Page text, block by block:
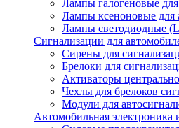
Лампы галогеновые для
Лампы ксеноновые для
Лампы светодиодные
Сигнализации для
Сирены для
Брелоки для
Активаторы
Чехлы для брелоков
Модули для
Автомобильная электроника